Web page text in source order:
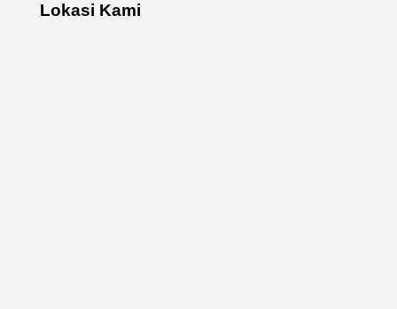
Lokasi Kami